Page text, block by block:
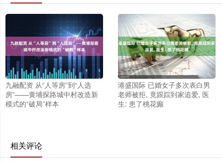
九融配资 从“人等房”到“人选
房”——黄埔探路城中村改造新
模式的“破局”样本
港盛国际 已婚女子多次表白男
老师被拒, 竟跟踪到家追爱, 医
生: 患了桃花癫
相关评论